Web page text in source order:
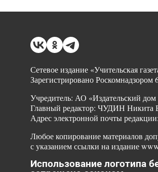
Сетевое издание «Учительская
Зарегистрировано
Учредитель: АО «Издательский дом
Главный редактор: ЧУДИН Никита
Адрес электронной почты
Любое копирование материалов
с указанием ссылки на издание
Использование логотипа